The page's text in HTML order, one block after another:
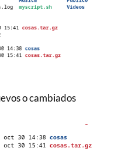
o cambiados